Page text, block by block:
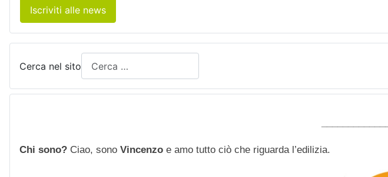
Iscriviti alle news
Cerca nel sito
Chi sono? Ciao, sono Vincenzo e amo tutto ciò che riguarda l’edilizia.